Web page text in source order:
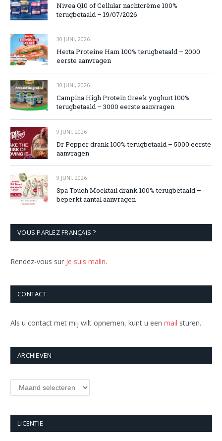
Nivea Q10 of Cellular nachtcrème 100%
terugbetaald – 19/07/2026
30 JUNI, 2026
Herta Proteine Ham 100% terugbetaald – 2000
eerste aanvragen
30 JUNI, 2026
Campina High Protein Greek yoghurt 100%
terugbetaald – 3000 eerste aanvragen
9 JUNI, 2026
Dr Pepper drank 100% terugbetaald – 5000 eerste
aanvragen
9 JUNI, 2026
Spa Touch Mocktail drank 100% terugbetaald –
beperkt aantal aanvragen
VOUS PARLEZ FRANÇAIS ?
Rendez-vous sur Je suis malin.
CONTACT
Als u contact met mij wilt opnemen, kunt u een mail sturen.
ARCHIEVEN
Archieven
LICENTIE